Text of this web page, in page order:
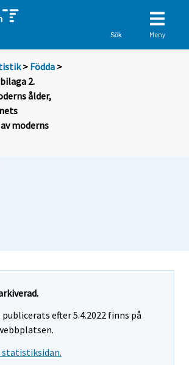
Sök Meny
> Födda >
2.
ålder,
moderns
efter 5.4.2022 finns på
statistiksidan.